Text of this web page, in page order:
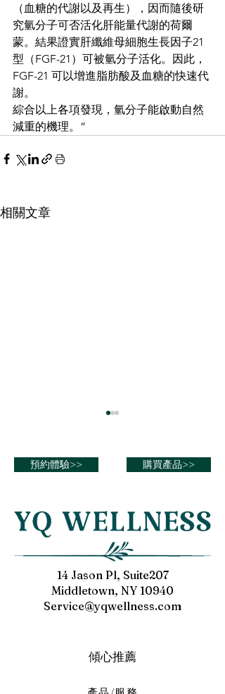
（血糖的代謝以及再生），因而隨後研
究氫分子可否活化肝能量代謝的荷爾
蒙。結果證實肝纖維母細胞生長因子21
型（FGF-21）可被氫分子活化。因此，
FGF-21 可以增進脂肪酸及血糖的快速代
謝。
綜合以上各項發現，氫分子能啟動自然
減重的機理。”
相關文章
穿越腦血障礙：治療帕金
森綜合症
預約體驗>> 購買產品>>
14 Jason Pl, Suite207
Middletown, NY 10940
Service@yqwellness.com
傾心推薦